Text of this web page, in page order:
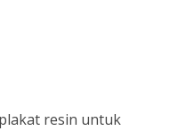
resin untuk